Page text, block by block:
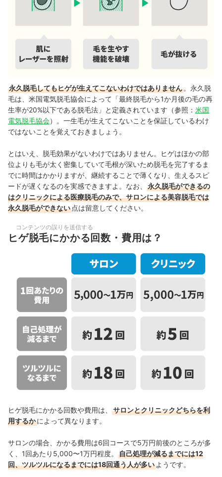
永久脱毛してもヒゲが生えてこないわけではありません 。永久脱
毛は、米国電気脱毛協会によって「最終脱毛から1か月後の毛の再
生率が20%以下である脱毛法」と定義されています（参照： 米国
電気脱毛協会）。一生毛が生えてこないことを保証しているわけ
ではないことを覚えておきましょう。
とはいえ、脱毛効果がないわけではありません。ヒゲはほかの部
位よりも毛が太く密集していて毛根が深いため脱毛を完了するま
でに時間はかかりますが、継続することで薄くなり、生えるスピ
ードが遅くなるのを実感できますよ。なお、
永久脱毛ができるの
はクリニックによる医療脱毛のみで、サロンによる美容脱毛では
永久脱毛ができない 点は留意してください。
コンテンツの誤りを送信する
ヒゲ脱毛にかかる回数・費用は？
ヒゲ脱毛にかかる回数や費用は、
サロンとクリニックどちらを利
用するかによって異なります。
サロンの場合、かかる費用は6回コースで5万円前後のところが多
く、1回あたり5,000〜1万円程度。
自己処理が減るまでには12
回、ツルツルになるまでには18回通う人が多い ようです。